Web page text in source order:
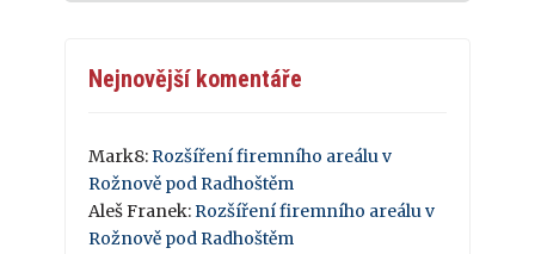
Nejnovější komentáře
Mark8: Rozšíření firemního areálu v
Rožnově pod Radhoštěm
Aleš Franek: Rozšíření firemního areálu v
Rožnově pod Radhoštěm